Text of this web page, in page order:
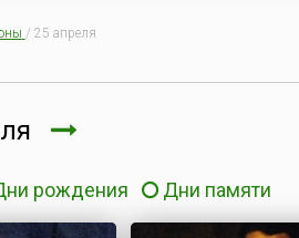
/ 25 апреля
рождения Дни памяти